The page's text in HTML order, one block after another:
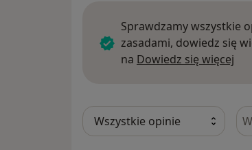
Sprawdzamy wszystkie
zasadami, dowiedz się
na Dowiedz się więcej